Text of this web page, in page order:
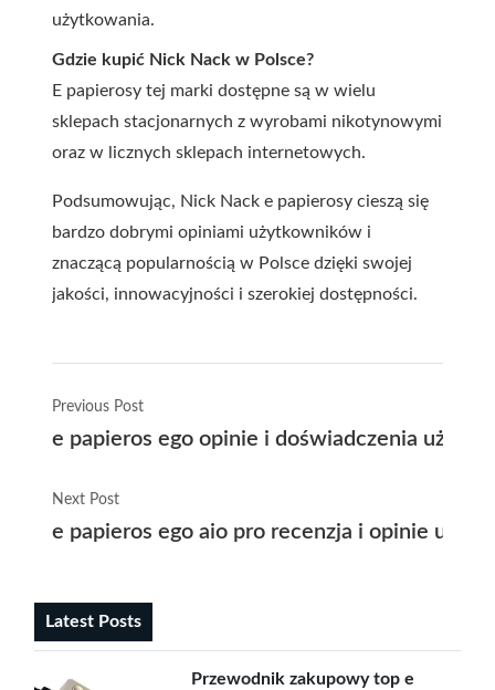
użytkowania.
Gdzie kupić Nick Nack w Polsce?
E papierosy tej marki dostępne są w wielu
sklepach stacjonarnych z wyrobami nikotynowymi
oraz w licznych sklepach internetowych.
Podsumowując, Nick Nack e papierosy cieszą się
bardzo dobrymi opiniami użytkowników i
znaczącą popularnością w Polsce dzięki swojej
jakości, innowacyjności i szerokiej dostępności.
Previous Post
e papieros ego opinie i doświadczenia
Next Post
e papieros ego aio pro recenzja i opinie
Latest Posts
Przewodnik zakupowy top e